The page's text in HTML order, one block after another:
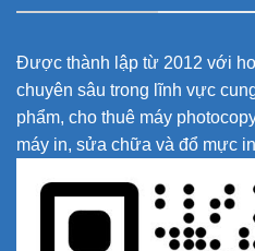
Được thành lập từ 2012 với
chuyên sâu trong lĩnh vực
phẩm, cho thuê máy
máy in, sửa chữa và đổ mực